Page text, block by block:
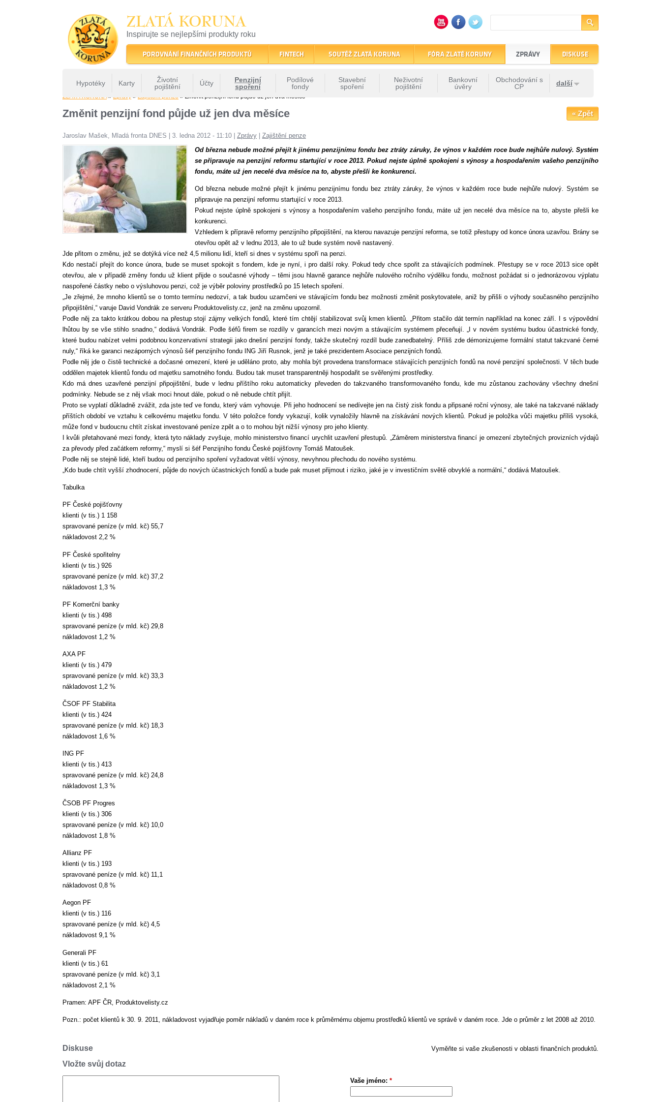
ZLATÁ KORUNA
Inspirujte se nejlepšími produkty roku
22 let tradice a kvality na finančním trhu
POROVNÁNÍ FINANČNÍCH PRODUKTŮ FINTECH SOUTĚŽ ZLATÁ KORUNA FÓRA ZLATÉ KORUNY ZPRÁVY
Hypotéky Karty
Životní
pojištění
Účty
Penzijní
spoření
Podílové
fondy
Stavební
spoření
Neživotní
pojištění
Bankovní
úvěry
Obchodování s
CP
další
DISKUSE
ZLATÁ KORUNA» Zprávy » Zajištění penze » Změnit penzijní fond půjde už jen dva měsíce
« Zpět
Změnit penzijní fond půjde už jen dva měsíce
Jaroslav Mašek, Mladá fronta DNES 3. ledna 2012 - 11:10 Zprávy
Zajištění penze
Od března nebude možné přejít k jinému penzijnímu fondu bez ztráty záruky, že výnos v každém roce bude nejhůře nulový. Systém
se připravuje na penzijní reformu startující v roce 2013. Pokud nejste úplně spokojeni s výnosy a hospodařením vašeho penzijního
fondu, máte už jen necelé dva měsíce na to, abyste přešli ke konkurenci.
Od března nebude možné přejít k jinému penzijnímu fondu bez ztráty záruky, že výnos v každém roce bude nejhůře nulový. Systém se
připravuje na penzijní reformu startující v roce 2013.
Pokud nejste úplně spokojeni s výnosy a hospodařením vašeho penzijního fondu, máte už jen necelé dva měsíce na to, abyste přešli ke
konkurenci.
Vzhledem k přípravě reformy penzijního připojištění, na kterou navazuje penzijní reforma, se totiž přestupy od konce února uzavřou. Brány se
otevřou opět až v lednu 2013, ale to už bude systém nově nastavený.
Jde přitom o změnu, jež se dotýká více než 4,5 milionu lidí, kteří si dnes v systému spoří na penzi.
Kdo nestačí přejít do konce února, bude se muset spokojit s fondem, kde je nyní, i pro další roky. Pokud tedy chce spořit za stávajících podmínek. Přestupy se v roce 2013 sice opět
otevřou, ale v případě změny fondu už klient přijde o současné výhody – těmi jsou hlavně garance nejhůře nulového ročního výdělku fondu, možnost požádat si o jednorázovou výplatu
naspořené částky nebo o výsluhovou penzi, což je výběr poloviny prostředků po 15 letech spoření.
„Je zřejmé, že mnoho klientů se o tomto termínu nedozví, a tak budou uzamčeni ve stávajícím fondu bez možnosti změnit poskytovatele, aniž by přišli o výhody současného penzijního
připojištění,“ varuje David Vondrák ze serveru Produktovelisty.cz, jenž na změnu upozornil.
Podle něj za takto krátkou dobou na přestup stojí zájmy velkých fondů, které tím chtějí stabilizovat svůj kmen klientů. „Přitom stačilo dát termín například na konec září. I s výpovědní
lhůtou by se vše stihlo snadno,“ dodává Vondrák. Podle šéfů firem se rozdíly v garancích mezi novým a stávajícím systémem přeceňují. „I v novém systému budou účastnické fondy,
které budou nabízet velmi podobnou konzervativní strategii jako dnešní penzijní fondy, takže skutečný rozdíl bude zanedbatelný. Příliš zde démonizujeme formální statut takzvané černé
nuly,“ říká ke garanci nezáporných výnosů šéf penzijního fondu ING Jiří Rusnok, jenž je také prezidentem Asociace penzijních fondů.
Podle něj jde o čistě technické a dočasné omezení, které je uděláno proto, aby mohla být provedena transformace stávajících penzijních fondů na nové penzijní společnosti. V těch bude
oddělen majetek klientů fondu od majetku samotného fondu. Budou tak muset transparentněji hospodařit se svěřenými prostředky.
Kdo má dnes uzavřené penzijní připojištění, bude v lednu příštího roku automaticky převeden do takzvaného transformovaného fondu, kde mu zůstanou zachovány všechny dnešní
podmínky. Nebude se z něj však moci hnout dále, pokud o ně nebude chtít přijít.
Proto se vyplatí důkladně zvážit, zda jste teď ve fondu, který vám vyhovuje. Při jeho hodnocení se nedívejte jen na čistý zisk fondu a připsané roční výnosy, ale také na takzvané náklady
příštích období ve vztahu k celkovému majetku fondu. V této položce fondy vykazují, kolik vynaložily hlavně na získávání nových klientů. Pokud je položka vůči majetku příliš vysoká,
může fond v budoucnu chtít získat investované peníze zpět a o to mohou být nižší výnosy pro jeho klienty.
I kvůli přetahované mezi fondy, která tyto náklady zvyšuje, mohlo ministerstvo financí urychlit uzavření přestupů. „Záměrem ministerstva financí je omezení zbytečných provizních výdajů
za převody před začátkem reformy,“ myslí si šéf Penzijního fondu České pojišťovny Tomáš Matoušek.
Podle něj se stejně lidé, kteří budou od penzijního spoření vyžadovat větší výnosy, nevyhnou přechodu do nového systému.
„Kdo bude chtít vyšší zhodnocení, půjde do nových účastnických fondů a bude pak muset přijmout i riziko, jaké je v investičním světě obvyklé a normální,“ dodává Matoušek.
Tabulka
PF České pojišťovny
klienti (v tis.) 1 158
spravované peníze (v mld. kč) 55,7
nákladovost 2,2 %
PF České spořitelny
klienti (v tis.) 926
spravované peníze (v mld. kč) 37,2
nákladovost 1,3 %
PF Komerční banky
klienti (v tis.) 498
spravované peníze (v mld. kč) 29,8
nákladovost 1,2 %
AXA PF
klienti (v tis.) 479
spravované peníze (v mld. kč) 33,3
nákladovost 1,2 %
ČSOF PF Stabilita
klienti (v tis.) 424
spravované peníze (v mld. kč) 18,3
nákladovost 1,6 %
ING PF
klienti (v tis.) 413
spravované peníze (v mld. kč) 24,8
nákladovost 1,3 %
ČSOB PF Progres
klienti (v tis.) 306
spravované peníze (v mld. kč) 10,0
nákladovost 1,8 %
Allianz PF
klienti (v tis.) 193
spravované peníze (v mld. kč) 11,1
nákladovost 0,8 %
Aegon PF
klienti (v tis.) 116
spravované peníze (v mld. kč) 4,5
nákladovost 9,1 %
Generali PF
klienti (v tis.) 61
spravované peníze (v mld. kč) 3,1
nákladovost 2,1 %
Pramen: APF ČR, Produktovelisty.cz
Pozn.: počet klientů k 30. 9. 2011, nákladovost vyjadřuje poměr nákladů v daném roce k průměrnému objemu prostředků klientů ve správě v daném roce. Jde o průměr z let 2008 až 2010.
Vyměňte si vaše zkušenosti v oblasti finančních produktů.
Diskuse
Vložte svůj dotaz
Vaše jméno: *